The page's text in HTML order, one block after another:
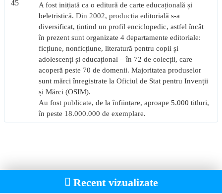
A fost inițiată ca o editură de carte educațională și
beletristică. Din 2002, producția editorială s-a
diversificat, țintind un profil enciclopedic, astfel încât
în prezent sunt organizate 4 departamente editoriale:
ficțiune, nonficțiune, literatură pentru copii și
adolescenți și educațional – în 72 de colecții, care
acoperă peste 70 de domenii. Majoritatea produselor
sunt mărci înregistrate la Oficiul de Stat pentru Invenții
și Mărci (OSIM).
Au fost publicate, de la înființare, aproape 5.000 titluri,
în peste 18.000.000 de exemplare.
Recent vizualizate